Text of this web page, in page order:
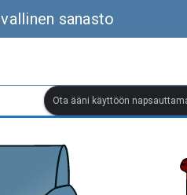
sanasto
Ota ääni käyttöön